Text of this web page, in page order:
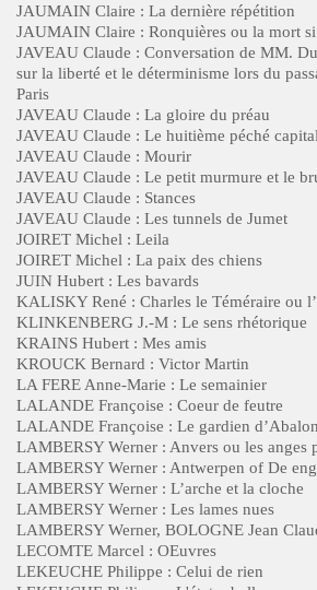
JAUMAIN Claire : La dernière répétition
JAUMAIN Claire : Ronquières ou la mort
JAVEAU Claude : Conversation de MM.
sur la liberté et le déterminisme lors du
Paris
JAVEAU Claude : La gloire du préau
JAVEAU Claude : Le huitième péché capital
JAVEAU Claude : Mourir
JAVEAU Claude : Le petit murmure et le
JAVEAU Claude : Stances
JAVEAU Claude : Les tunnels de Jumet
JOIRET Michel : Leila
JOIRET Michel : La paix des chiens
JUIN Hubert : Les bavards
KALISKY René : Charles le Téméraire ou
KLINKENBERG J.-M : Le sens rhétorique
KRAINS Hubert : Mes amis
KROUCK Bernard : Victor Martin
LA FERE Anne-Marie : Le semainier
LALANDE Françoise : Coeur de feutre
LALANDE Françoise : Le gardien
LAMBERSY Werner : Anvers ou les anges
LAMBERSY Werner : Antwerpen of De
LAMBERSY Werner : L’arche et la cloche
LAMBERSY Werner : Les lames nues
LAMBERSY Werner, BOLOGNE Jean
LECOMTE Marcel : OEuvres
LEKEUCHE Philippe : Celui de rien